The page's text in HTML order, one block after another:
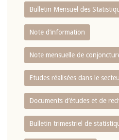
Bulletin Mensuel des
Note d’information
Note mensuelle de
Etudes réalisées dans le
Documents d’études et de
Bulletin trimestriel de